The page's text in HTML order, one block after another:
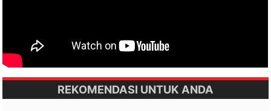
REKOMENDASI UNTUK ANDA